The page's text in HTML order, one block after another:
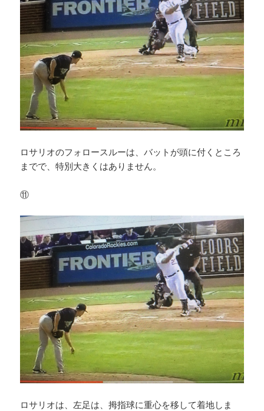
ロサリオのフォロースルーは、バットが頭に付くところ
までで、特別大きくはありません。
⑪
ロサリオは、左足は、拇指球に重心を移して着地しま